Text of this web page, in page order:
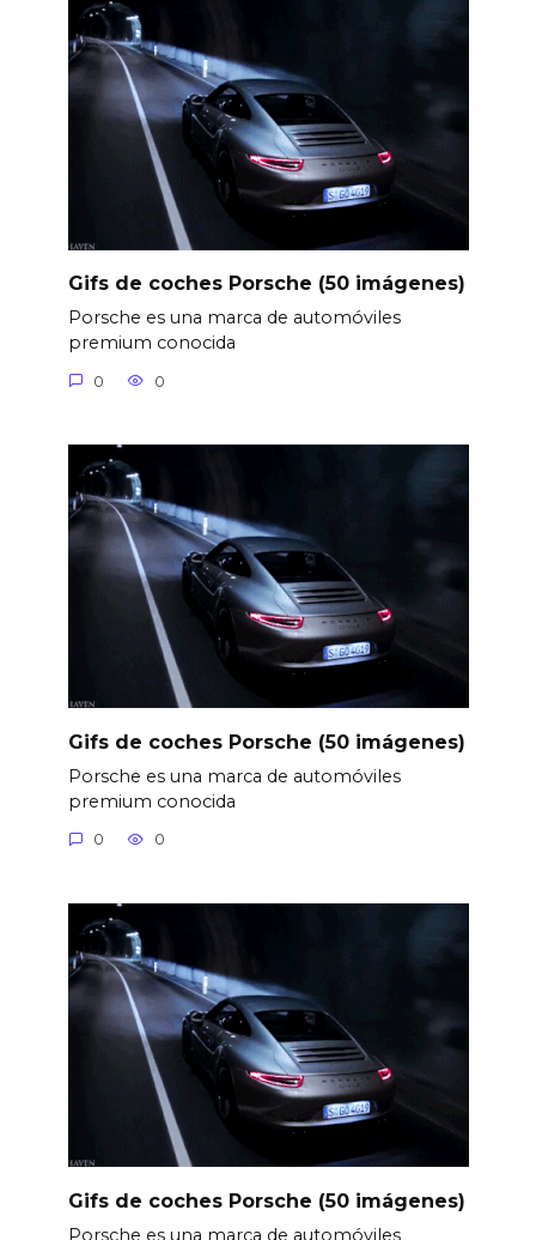
Gifs de coches Porsche (50 imágenes)
Porsche es una marca de automóviles
premium conocida
0 0
Gifs de coches Porsche (50 imágenes)
Porsche es una marca de automóviles
premium conocida
0 0
Gifs de coches Porsche (50 imágenes)
Porsche es una marca de automóviles